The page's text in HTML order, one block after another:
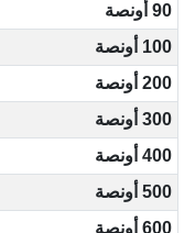
90 أونصة
100 أونصة
200 أونصة
300 أونصة
400 أونصة
500 أونصة
600 أونصة